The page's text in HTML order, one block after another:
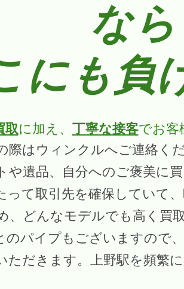
なら
にも負
取に加え、 丁寧な接客でお客
際はウィンクルへご連絡く
や遺品、自分へのご褒美に
て取引先を確保していて
、どんなモデルでも高く買
のパイプもございますので
ただきます。上野駅を頻繁